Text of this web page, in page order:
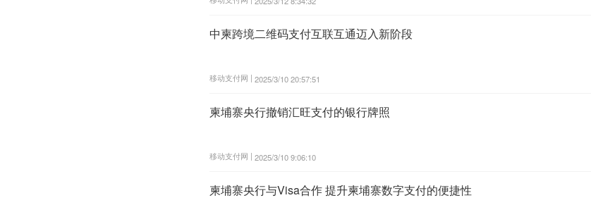
中柬跨境二维码支付互联互通迈入新阶段
移动支付网 | 2025/3/10 20:57:51
柬埔寨央行撤销汇旺支付的银行牌照
移动支付网 | 2025/3/10 9:06:10
柬埔寨央行与Visa合作 提升柬埔寨数字支付的便捷性